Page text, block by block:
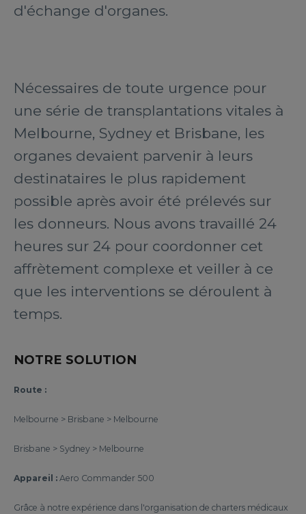
d'échange d'organes.
Nécessaires de toute urgence pour
une série de transplantations vitales à
Melbourne, Sydney et Brisbane, les
organes devaient parvenir à leurs
destinataires le plus rapidement
possible après avoir été prélevés sur
les donneurs. Nous avons travaillé 24
heures sur 24 pour coordonner cet
affrètement complexe et veiller à ce
que les interventions se déroulent à
temps.
NOTRE SOLUTION
Route :
Melbourne > Brisbane > Melbourne
Brisbane > Sydney > Melbourne
Appareil : Aero Commander 500
Grâce à notre expérience dans l'organisation de charters médicaux